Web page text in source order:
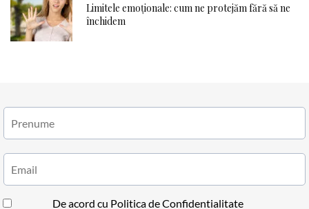
Limitele emoționale: cum ne protejăm fără să ne
închidem